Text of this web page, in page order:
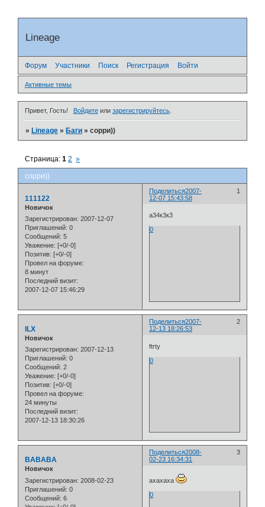
Lineage
Форум Участники Поиск Регистрация Войти
Активные темы
Привет, Гость! Войдитеили зарегистрируйтесь.
»Lineage »Баги »сорри))
сорри))
Страница:1 2 »
Поделиться 1
2007-
12-07 15:43:58
111122
Новичок
Зарегистрирован: 2007-12-07
Приглашений: 0
Сообщений: 5
Уважение: [+0/-0]
Позитив: [+0/-0]
Провел на форуме:
8 минут
Последний визит:
2007-12-07 15:46:29
а34к3к3
0
Поделиться 2
2007-
12-13 18:26:53
ILX
Новичок
Зарегистрирован: 2007-12-13
Приглашений: 0
Сообщений: 2
Уважение: [+0/-0]
Позитив: [+0/-0]
Провел на форуме:
24 минуты
Последний визит:
2007-12-13 18:30:26
ftrty
0
Поделиться 3
2008-
02-23 16:34:31
BABABA
Новичок
Зарегистрирован: 2008-02-23
Приглашений: 0
Сообщений: 6
ахахаха
0